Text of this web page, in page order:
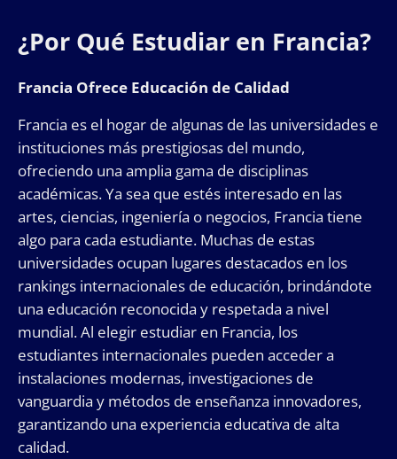
¿Por Qué Estudiar en Francia?
Francia Ofrece Educación de Calidad
Francia es el hogar de algunas de las universidades e
instituciones más prestigiosas del mundo,
ofreciendo una amplia gama de disciplinas
académicas. Ya sea que estés interesado en las
artes, ciencias, ingeniería o negocios, Francia tiene
algo para cada estudiante. Muchas de estas
universidades ocupan lugares destacados en los
rankings internacionales de educación, brindándote
una educación reconocida y respetada a nivel
mundial. Al elegir estudiar en Francia, los
estudiantes internacionales pueden acceder a
instalaciones modernas, investigaciones de
vanguardia y métodos de enseñanza innovadores,
garantizando una experiencia educativa de alta
calidad.